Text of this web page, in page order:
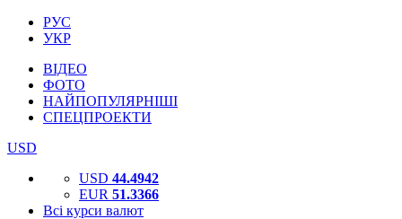
РУС
УКР
ВІДЕО
ФОТО
НАЙПОПУЛЯРНІШІ
СПЕЦПРОЕКТИ
USD
USD 44.4942
EUR 51.3366
Всі курси валют